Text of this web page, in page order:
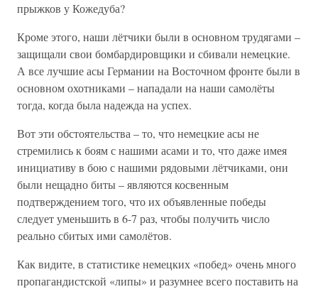
прыжков у Кожедуба?
Кроме этого, наши лётчики были в основном трудягами –
защищали свои бомбардировщики и сбивали немецкие.
А все лучшие асы Германии на Восточном фронте были в
основном охотниками – нападали на наши самолёты
тогда, когда была надежда на успех.
Вот эти обстоятельства – то, что немецкие асы не
стремились к боям с нашими асами и то, что даже имея
инициативу в бою с нашими рядовыми лётчиками, они
были нещадно биты – являются косвенным
подтверждением того, что их объявленные победы
следует уменьшить в 6-7 раз, чтобы получить число
реально сбитых ими самолётов.
Как видите, в статистике немецких «побед» очень много
пропагандистской «липы» и разумнее всего поставить на